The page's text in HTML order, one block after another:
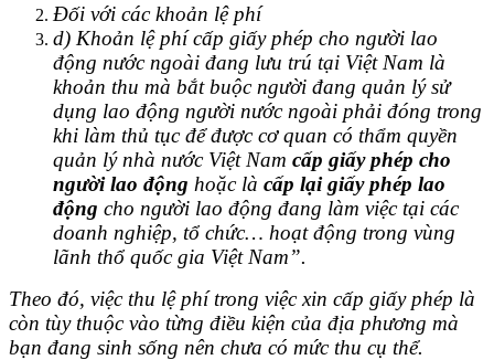
Đối với các khoản lệ phí
d) Khoản lệ phí cấp giấy phép cho người lao
động nước ngoài đang lưu trú tại Việt Nam là
khoản thu mà bắt buộc người đang quản lý sử
dụng lao động người nước ngoài phải đóng trong
khi làm thủ tục để được cơ quan có thẩm quyền
quản lý nhà nước Việt Nam cấp giấy phép cho
người lao động hoặc là cấp lại giấy phép lao
động cho người lao động đang làm việc tại các
doanh nghiệp, tổ chức… hoạt động trong vùng
lãnh thổ quốc gia Việt Nam”.
Theo đó, việc thu lệ phí trong việc xin cấp giấy phép là
còn tùy thuộc vào từng điều kiện của địa phương mà
bạn đang sinh sống nên chưa có mức thu cụ thể.